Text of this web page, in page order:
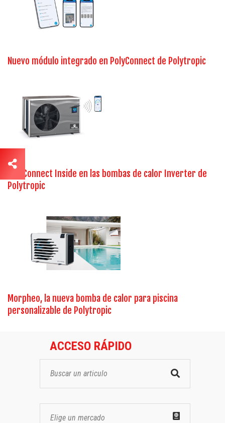
Nuevo módulo integrado en PolyConnect de Polytropic
PolyConnect Inside en las bombas de calor Inverter de
Polytropic
Morpheo, la nueva bomba de calor para piscina
personalizable de Polytropic
ACCESO RÁPIDO
Elige un mercado